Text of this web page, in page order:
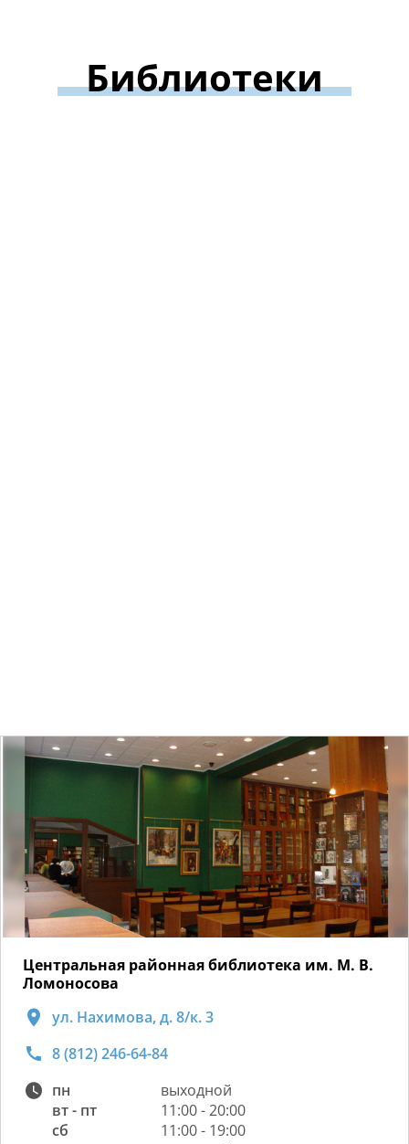
Библиотеки
Центральная районная библиотека им. М. В.
Ломоносова
ул. Нахимова, д. 8/к. 3
8 (812) 246-64-84
пн
выходной
вт - пт
11:00 - 20:00
сб
11:00 - 19:00